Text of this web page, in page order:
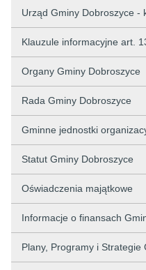
Urząd Gminy Dobroszyce -
Klauzule informacyjne art.
Organy Gminy Dobroszyce
Rada Gminy Dobroszyce
Gminne jednostki
Statut Gminy Dobroszyce
Oświadczenia majątkowe
Informacje o finansach
Plany, Programy i Strategie